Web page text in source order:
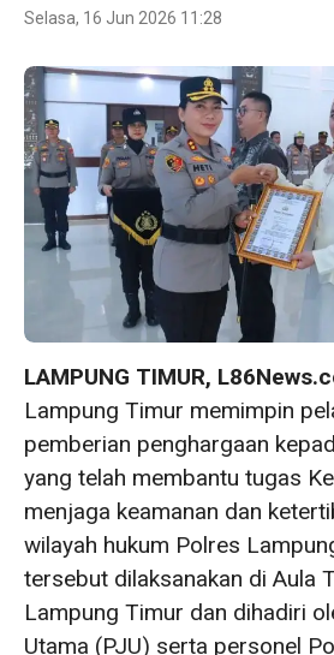
Selasa, 16 Jun 2026 11:28
LAMPUNG TIMUR,
Lampung Timur memimpin
pemberian penghargaan
yang telah membantu tugas
menjaga keamanan dan
wilayah hukum Polres
tersebut dilaksanakan di Aula
Lampung Timur dan dihadiri
Utama (PJU) serta personel